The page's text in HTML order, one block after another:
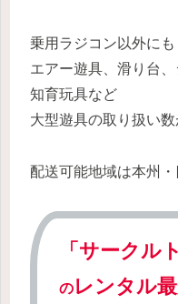
乗用ラジコン以外にも
エアー遊具、滑り台
知育玩具など
大型遊具の取り扱い数
配送可能地域は本州・
「サークル
のレンタル最